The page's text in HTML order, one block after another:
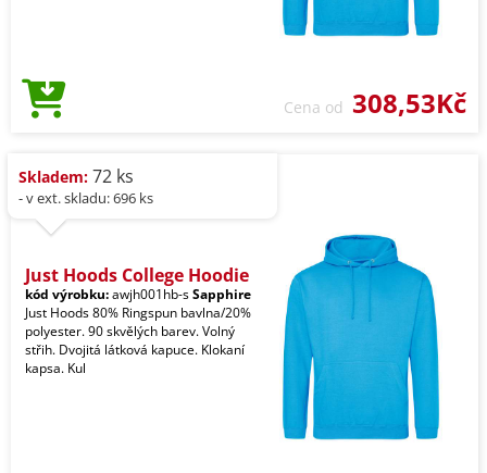
Cena od 308,53Kč
Skladem: 72 ks
- v ext. skladu: 696 ks
Just Hoods College Hoodie
kód výrobku:awjh001hb-sSapphire
Just Hoods 80% Ringspun bavlna/20%
polyester. 90 skvělých barev. Volný
střih. Dvojitá látková kapuce. Klokaní
kapsa. Kul